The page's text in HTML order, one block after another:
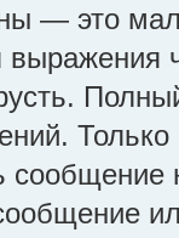
— это
Только